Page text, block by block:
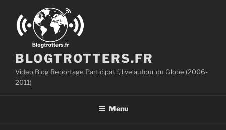
contenu
BLOGTROTTERS.FR
Video Blog Reportage Participatif, live autour du Globe (2006-
2011)
Menu